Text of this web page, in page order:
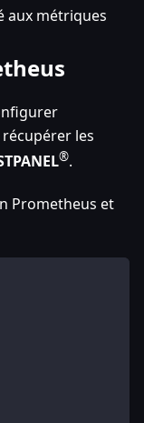
aux métriques
les
®.
Prometheus et